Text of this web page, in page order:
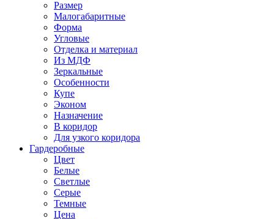
Размер
Малогабаритные
Форма
Угловые
Отделка и материал
Из МДФ
Зеркальные
Особенности
Купе
Эконом
Назначение
В коридор
Для узкого коридора
Гардеробные
Цвет
Белые
Светлые
Серые
Темные
Цена